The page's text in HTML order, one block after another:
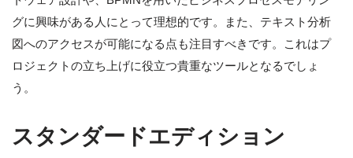
グに興味がある人にとって理想的です。また、テキスト分析
図へのアクセスが可能になる点も注目すべきです。これはプ
ロジェクトの立ち上げに役立つ貴重なツールとなるでしょ
う。
スタンダードエディション